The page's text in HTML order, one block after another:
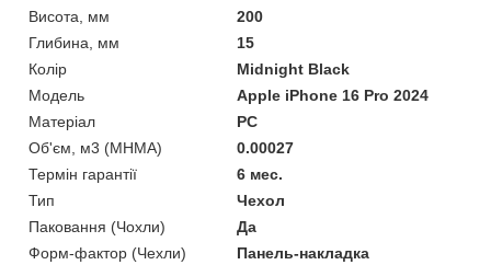
Висота, мм
200
Глибина, мм
15
Колір
Midnight Black
Мoдель
Apple iPhone 16 Pro 2024
Матеріал
PC
Об'єм, м3 (МНМА)
0.00027
Термін гарантії
6 мес.
Тип
Чехол
Паковання (Чохли)
Да
Форм-фактор (Чехли)
Панель-накладка